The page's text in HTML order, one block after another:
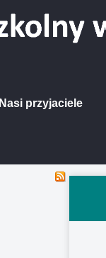
Nasi przyjaciele